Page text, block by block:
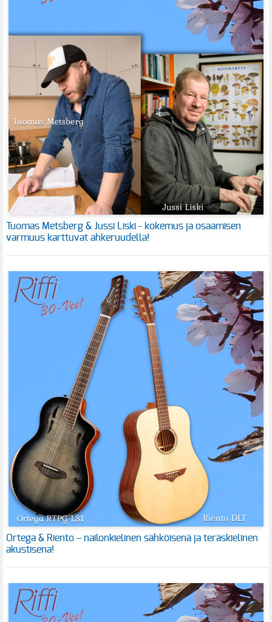
Tuomas Metsberg & Jussi Liski - kokemus ja osaamisen
varmuus karttuvat ahkeruudella!
Ortega & Riento – nailonkielinen sähköisenä ja teräskielinen
akustisena!